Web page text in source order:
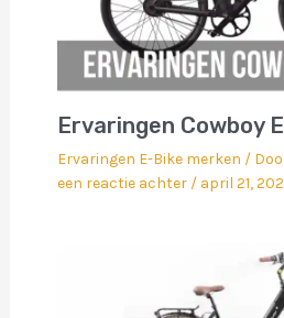
Ervaringen Cowboy
Ervaringen E-Bike merken /
een reactie achter / april 21,